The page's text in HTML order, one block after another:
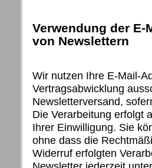
Verwendung der
von Newslettern
Wir nutzen Ihre E-Mail-
Vertragsabwicklung
Newsletterversand,
Die Verarbeitung erfolgt
Ihrer Einwilligung. Sie
ohne dass die
Widerruf erfolgten